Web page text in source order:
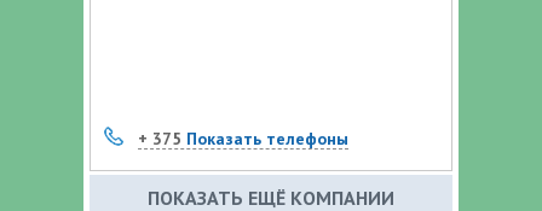
+ 375 Показать телефоны
ПОКАЗАТЬ ЕЩЁ КОМПАНИИ